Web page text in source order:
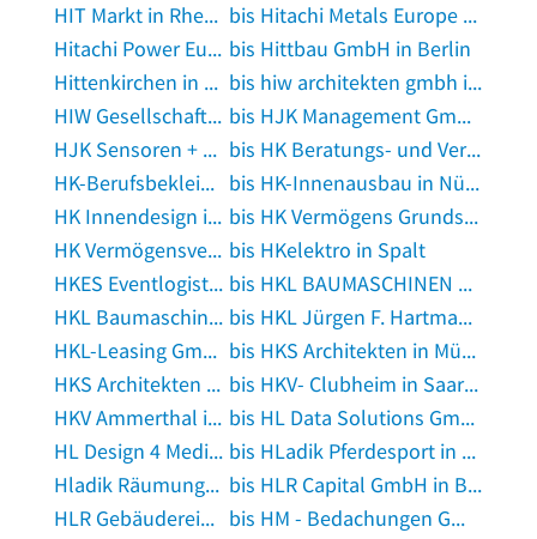
HIT Markt in Rheda-Wiedenbrück
bis Hitachi Metals Europe GmbH in Leonberg, Württemberg
Hitachi Power Europe GmbH in Duisburg bis Hittbau GmbH in Berlin
Hittenkirchen in Bernau am Chiemsee
bis hiw architekten gmbh in Straubing
HIW Gesellschaft für Warenwirtschaft in Ditzingen
bis HJK Management GmbH in Nattheim
HJK Sensoren + Systeme GmbH & Co. KG Regeltechnik in Friedberg, Bayern
bis HK Beratungs- und Verwaltungs GmbH in Nürnberg, Mittelfranken
HK-Berufsbekleidung.de - HKB24.de - HKM24.de | THC-Blitztest.de | H&K Handel GbR in Stralsund
bis HK-Innenausbau in Nürnberg, Mittelfranken
HK Innendesign in Neumünster, Schleswig-Holstein
bis HK Vermögens Grundstücksverwaltungs GmbH in Wangen im Allgäu
HK Vermögensverwaltungs- gesellschaft mbH in Oberhausen, Rheinland bis HKelektro in Spalt
HKES Eventlogistik GmbH in Hamburg
bis HKL BAUMASCHINEN GmbH in Heuchelheim, Kreis Gießen
HKL Baumaschinen GmbH in Hohenbrunn
bis HKL Jürgen F. Hartmann WP/StB Wirtschaftsprüfer und Steuerberater in Freiburg im Breisgau
HKL-Leasing GmbH & Co KG in Koblenz am Rhein
bis HKS Architekten in München
HKS Architekten + Gesamtplaner GmbH in Jena
bis HKV- Clubheim in Saarbrücken
HKV Ammerthal in Ammerthal, Oberpfalz
bis HL Data Solutions GmbH in Frankfurt am Main
HL Design 4 Media in Riedlhütte
bis HLadik Pferdesport in Großostheim
Hladik Räumungsservice in Passau
bis HLR Capital GmbH in Bad Nauheim
HLR Gebäudereining in Münster, Westfalen
bis HM - Bedachungen GmbH in Braunschweig